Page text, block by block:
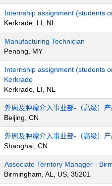
Internship assignment (students
Kerkrade, LI, NL
Manufacturing Technician
Penang, MY
Internship assignment (students
Kerkrade
Kerkrade, LI, NL
外周及肿瘤介入事业部-（高级）
Beijing, CN
外周及肿瘤介入事业部-（高级）
Shanghai, CN
Associate Territory Manager -
Birmingham, AL, US, 35201